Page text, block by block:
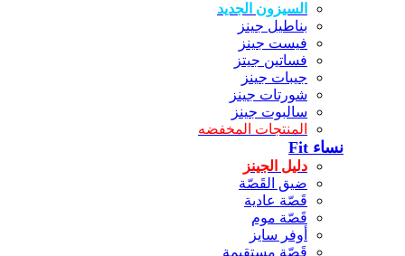
السيزون الجديد
بناطيل جينز
فيست جينز
فساتين جيتز
جيبات جينز
شورتات جينز
سالبوت جينز
المنتجات المخفضه
نساء Fit
دليل الجينز
ضيق القَصّة
قَصّة عادية
قَصّة موم
أوفر سايز
قَصّة مستقيمة